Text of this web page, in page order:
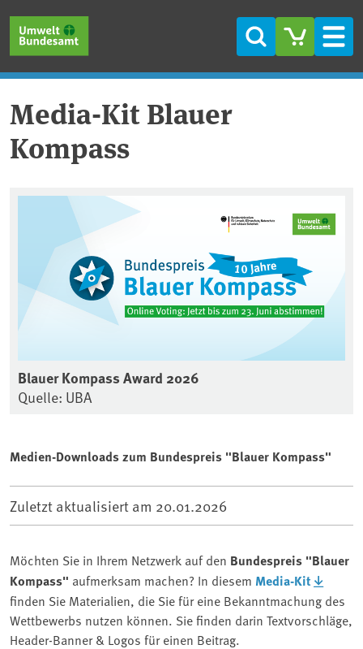
Suche
Media-Kit Blauer
Kompass
Blauer Kompass Award 2026
Quelle: UBA
Medien-Downloads zum Bundespreis "Blauer Kompass"
Zuletzt aktualisiert am 20.01.2026
Möchten Sie in Ihrem Netzwerk auf den Bundespreis "Blauer
Kompass" aufmerksam machen? In diesem Media-Kit
finden Sie Materialien, die Sie für eine Bekanntmachung des
Wettbewerbs nutzen können. Sie finden darin Textvorschläge,
Header-Banner & Logos für einen Beitrag.